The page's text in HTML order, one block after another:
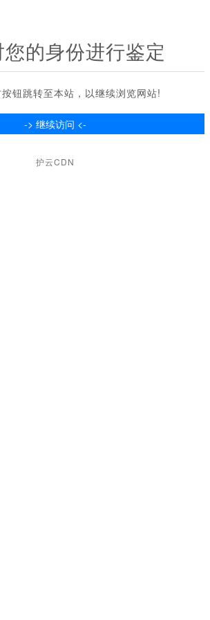
的身份进行鉴定
钮跳转至本站，以继续浏览网站!
护云CDN